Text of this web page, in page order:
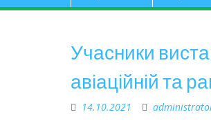
Учасники
авіаційній та
14.10.2021